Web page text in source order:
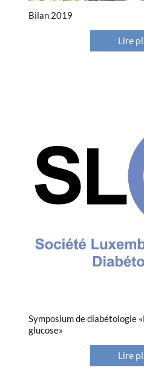
Bilan 2019
Lire
Symposium de diabétologie
glucose»
Lire